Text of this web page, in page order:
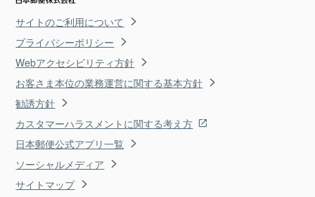
サイトのご利用について
プライバシーポリシー
Webアクセシビリティ方針
お客さま本位の業務運営に関する基本方針
勧誘方針
カスタマーハラスメントに関する考え方
日本郵便公式アプリ一覧
ソーシャルメディア
サイトマップ